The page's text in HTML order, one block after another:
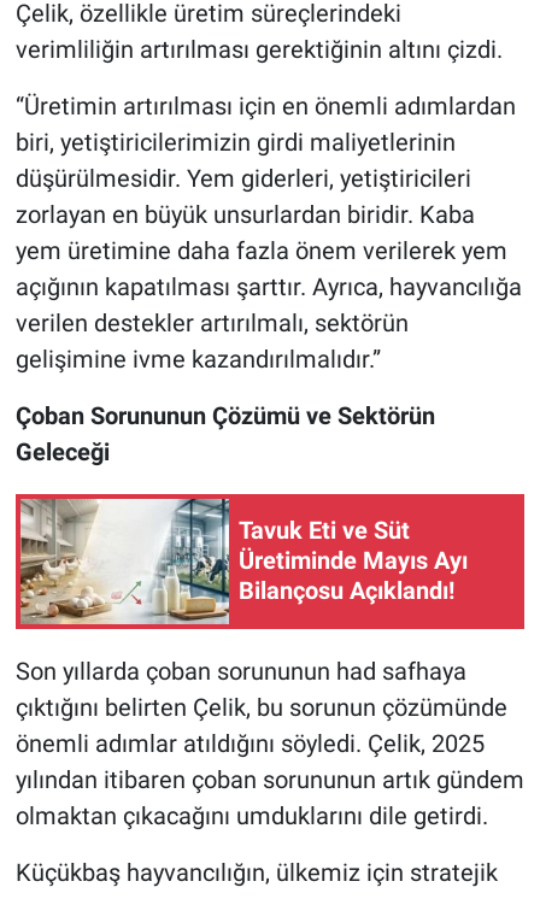
Çelik, özellikle üretim süreçlerindeki
verimliliğin artırılması gerektiğinin altını çizdi.
“Üretimin artırılması için en önemli adımlardan
biri, yetiştiricilerimizin girdi maliyetlerinin
düşürülmesidir. Yem giderleri, yetiştiricileri
zorlayan en büyük unsurlardan biridir. Kaba
yem üretimine daha fazla önem verilerek yem
açığının kapatılması şarttır. Ayrıca, hayvancılığa
verilen destekler artırılmalı, sektörün
gelişimine ivme kazandırılmalıdır.”
Çoban Sorununun Çözümü ve Sektörün
Geleceği
Tavuk Eti ve Süt
Üretiminde Mayıs Ayı
Bilançosu Açıklandı!
Son yıllarda çoban sorununun had safhaya
çıktığını belirten Çelik, bu sorunun çözümünde
önemli adımlar atıldığını söyledi. Çelik, 2025
yılından itibaren çoban sorununun artık gündem
olmaktan çıkacağını umduklarını dile getirdi.
Küçükbaş hayvancılığın, ülkemiz için stratejik